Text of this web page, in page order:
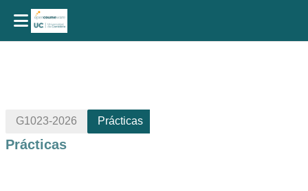
G1023-2026 Prácticas
Prácticas